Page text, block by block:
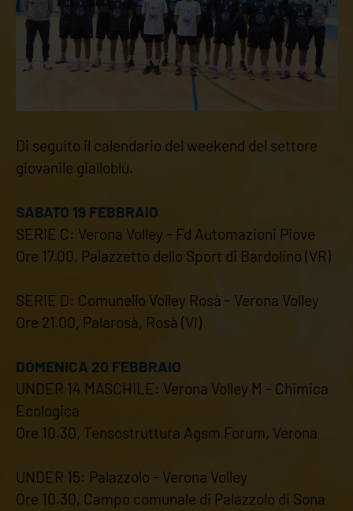
Di seguito il calendario del weekend del settore
giovanile gialloblù.
SABATO 19 FEBBRAIO
SERIE C: Verona Volley - Fd Automazioni Piove
Ore 17.00, Palazzetto dello Sport di Bardolino (VR)
SERIE D: Comunello Volley Rosà - Verona Volley
Ore 21.00, Palarosà, Rosà (VI)
DOMENICA 20 FEBBRAIO
UNDER 14 MASCHILE: Verona Volley M - Chimica
Ecologica
Ore 10.30, Tensostruttura Agsm Forum, Verona
UNDER 15: Palazzolo - Verona Volley
Ore 10.30, Campo comunale di Palazzolo di Sona